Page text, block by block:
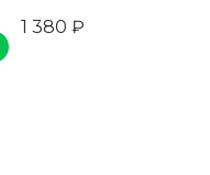
1 380 ₽